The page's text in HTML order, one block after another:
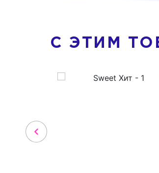
С ЭТИМ